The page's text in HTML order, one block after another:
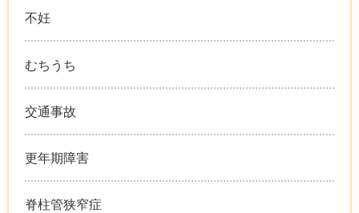
不妊
むちうち
交通事故
更年期障害
脊柱管狭窄症